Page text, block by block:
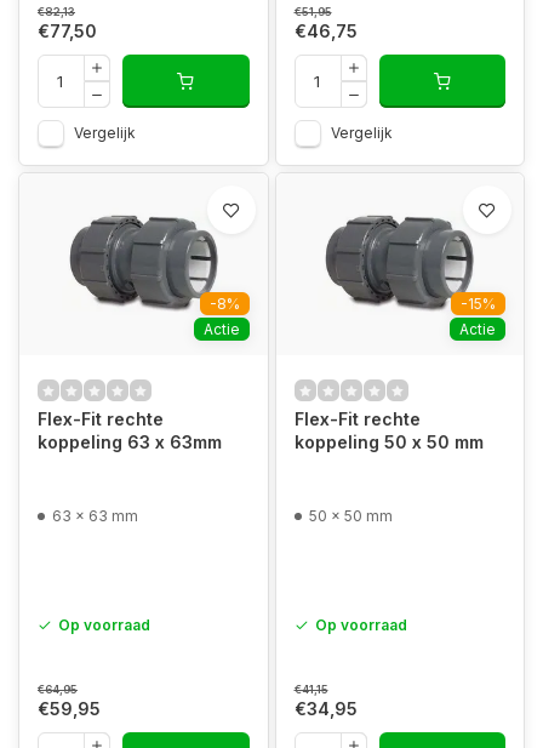
€82,13
€77,50
Vergelijk
€51,95
€46,75
Vergelijk
-8%
Actie
Flex-Fit rechte
koppeling 63 x 63mm
63 x 63 mm
Op voorraad
€64,95
€59,95
-15%
Actie
Flex-Fit rechte
koppeling 50 x 50 mm
50 x 50 mm
Op voorraad
€41,15
€34,95